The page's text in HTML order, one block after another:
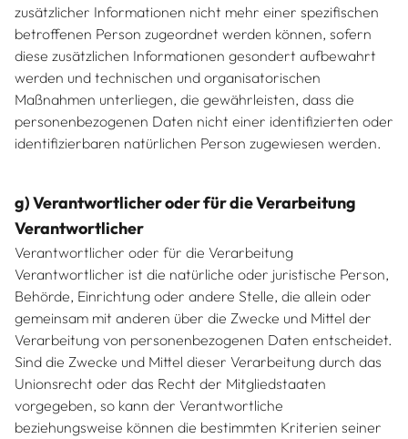
zusätzlicher Informationen nicht mehr einer spezifischen
betroffenen Person zugeordnet werden können, sofern
diese zusätzlichen Informationen gesondert aufbewahrt
werden und technischen und organisatorischen
Maßnahmen unterliegen, die gewährleisten, dass die
personenbezogenen Daten nicht einer identifizierten oder
identifizierbaren natürlichen Person zugewiesen werden.
g) Verantwortlicher oder für die Verarbeitung
Verantwortlicher
Verantwortlicher oder für die Verarbeitung
Verantwortlicher ist die natürliche oder juristische Person,
Behörde, Einrichtung oder andere Stelle, die allein oder
gemeinsam mit anderen über die Zwecke und Mittel der
Verarbeitung von personenbezogenen Daten entscheidet.
Sind die Zwecke und Mittel dieser Verarbeitung durch das
Unionsrecht oder das Recht der Mitgliedstaaten
vorgegeben, so kann der Verantwortliche
beziehungsweise können die bestimmten Kriterien seiner